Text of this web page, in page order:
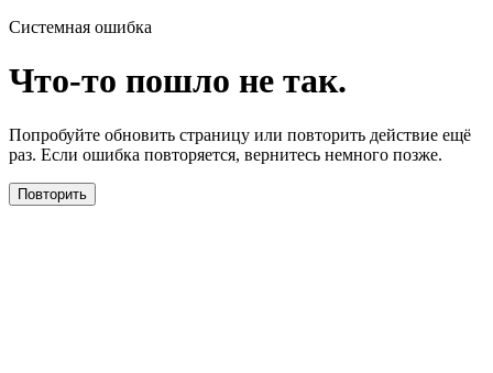
Системная ошибка
Что-то пошло не так.
Попробуйте обновить страницу или повторить действие ещё
раз. Если ошибка повторяется, вернитесь немного позже.
Повторить